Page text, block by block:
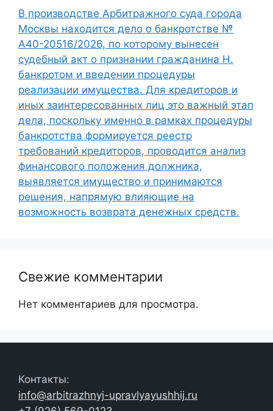
В производстве Арбитражного суда города
Москвы находится дело о банкротстве №
А40-20516/2026, по которому вынесен
судебный акт о признании гражданина Н.
банкротом и введении процедуры
реализации имущества. Для кредиторов и
иных заинтересованных лиц это важный этап
дела, поскольку именно в рамках процедуры
банкротства формируется реестр
требований кредиторов, проводится анализ
финансового положения должника,
выявляется имущество и принимаются
решения, напрямую влияющие на
возможность возврата денежных средств.
Свежие комментарии
Нет комментариев для просмотра.
Контакты:
info@arbitrazhnyj-upravlyayushhij.ru